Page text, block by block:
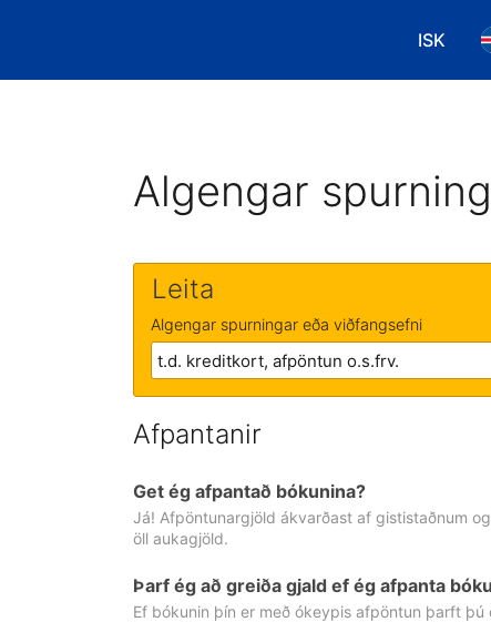
ISK
Veldu
Algengar
Leita
Algengar spurningar eða viðfangsefni
Afpantanir
Get ég afpantað bókunina?
Já! Afpöntunargjöld ákvarðast af gististaðnum
öll aukagjöld.
Þarf ég að greiða gjald ef ég afpanta
Ef bókunin þín er með ókeypis afpöntun þarft